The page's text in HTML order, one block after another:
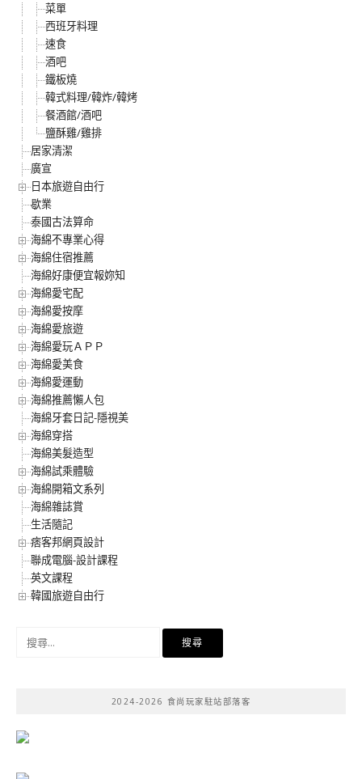
菜單
西班牙料理
速食
酒吧
鐵板燒
韓式料理/韓炸/韓烤
餐酒館/酒吧
鹽酥雞/雞排
居家清潔
廣宣
日本旅遊自由行
歇業
泰國古法算命
海綿不專業心得
海綿住宿推薦
海綿好康便宜報妳知
海綿愛宅配
海綿愛按摩
海綿愛旅遊
海綿愛玩ＡＰＰ
海綿愛美食
海綿愛運動
海綿推薦懶人包
海綿牙套日記-隱視美
海綿穿搭
海綿美髮造型
海綿試乘體驗
海綿開箱文系列
海綿雜誌賞
生活隨記
痞客邦網頁設計
聯成電腦-設計課程
英文課程
韓國旅遊自由行
2024-2026 食尚玩家駐站部落客